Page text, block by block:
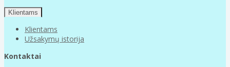
Klientams
Klientams
Užsakymų istorija
Kontaktai